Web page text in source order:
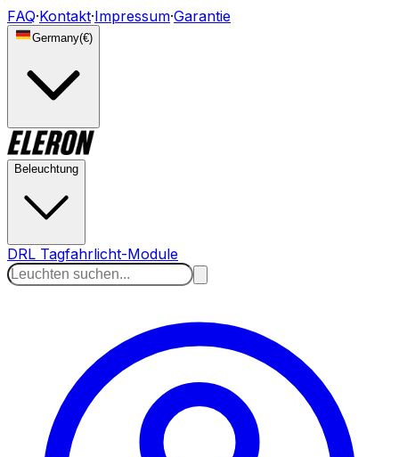
FAQ·Kontakt·Impressum·Garantie
Germany(€)
Beleuchtung
DRL Tagfahrlicht-Module